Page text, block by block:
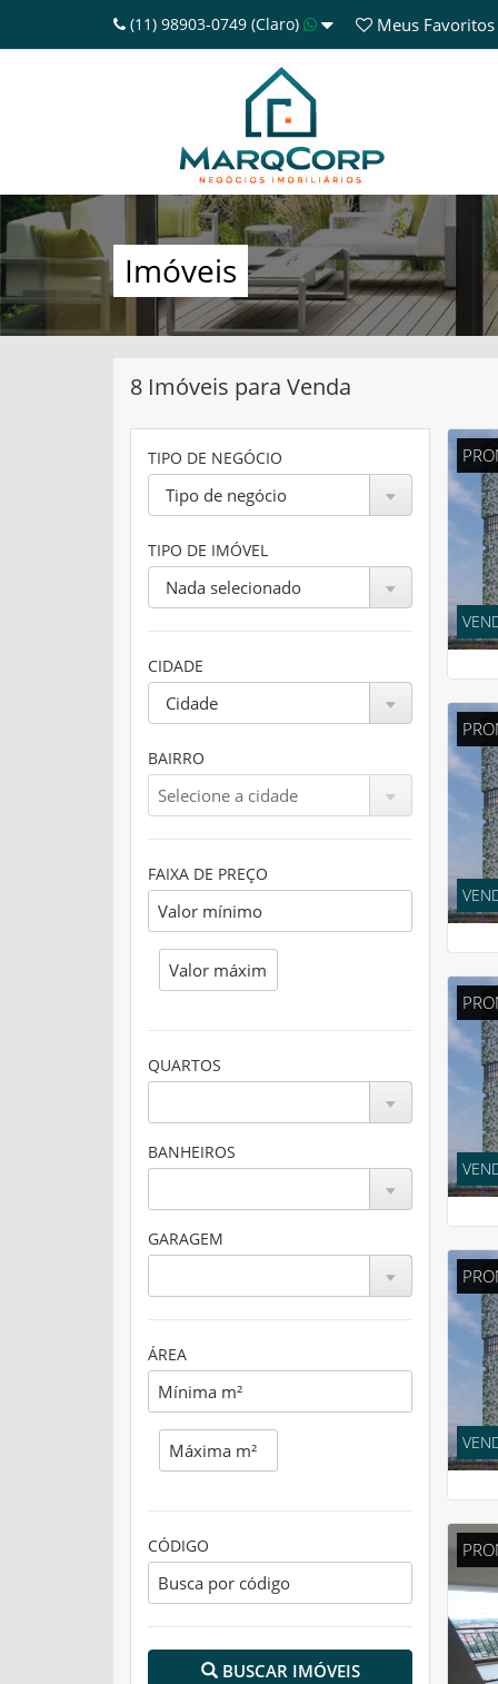
(11) 98903-0749 (Claro) Meus Favoritos
Imóveis
8 Imóveis para Venda
TIPO DE NEGÓCIO
Tipo de negócio
TIPO DE IMÓVEL
Nada selecionado
CIDADE
Cidade
BAIRRO
FAIXA DE PREÇO
QUARTOS
BANHEIROS
GARAGEM
ÁREA
CÓDIGO
BUSCAR IMÓVEIS